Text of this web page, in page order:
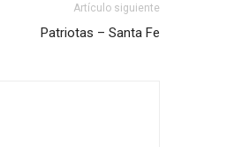
Artículo siguiente
Patriotas – Santa Fe